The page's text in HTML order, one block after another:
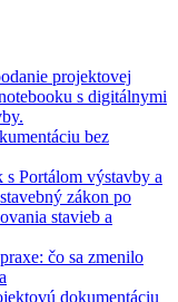
bez
čo sa zmenilo